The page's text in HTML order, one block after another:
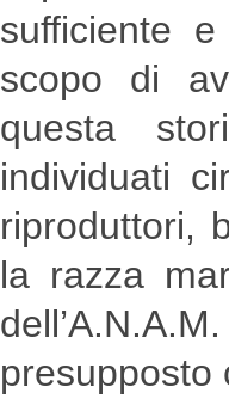
sufficiente
scopo di
questa
individuati
riproduttori,
la razza
presupposto